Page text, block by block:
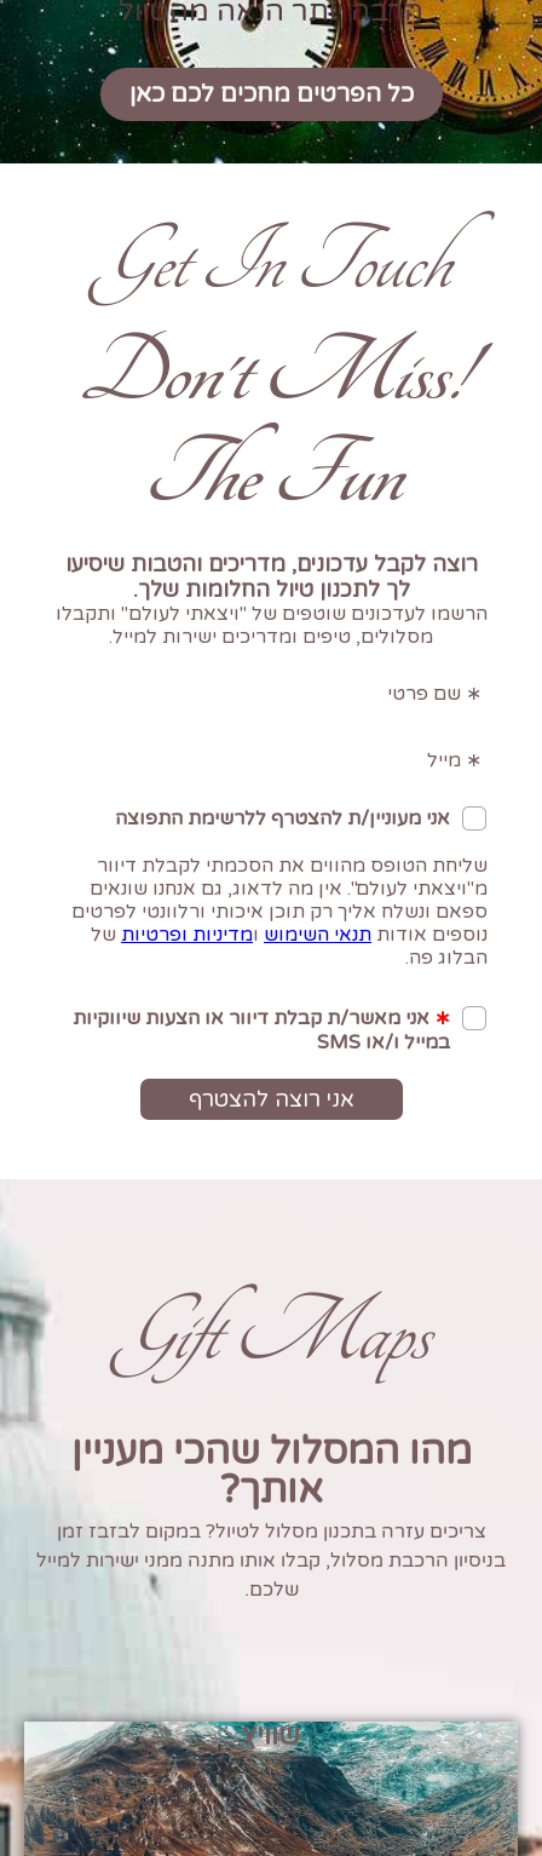
הרבה יותר הנאה מהטיול
כל הפרטים מחכים לכם כאן
Get In Touch
!Don't Miss
The Fun
Gift Maps
מהו המסלול שהכי מעניין
אותך?
צריכים עזרה בתכנון מסלול לטיול? במקום לבזבז זמן
בניסיון הרכבת מסלול, קבלו אותו מתנה ממני ישירות למייל
שלכם.
שוויץ